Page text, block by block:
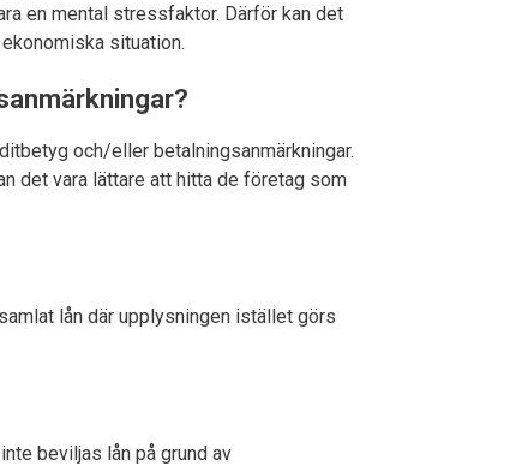
en mental stressfaktor. Därför kan det
situation.
och/eller betalningsanmärkningar.
det vara lättare att hitta de företag som
lån där upplysningen istället görs
beviljas lån på grund av